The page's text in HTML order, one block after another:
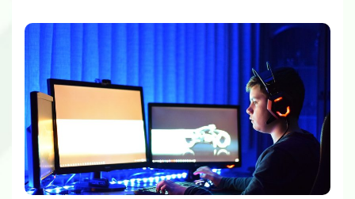
UNE
PLATEFORME
DÉDIÉE
À
L’UNIVERS
DU